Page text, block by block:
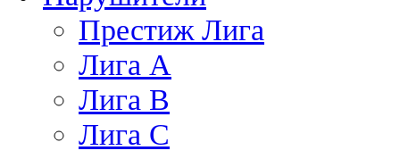
Престиж Лига
Лига А
Лига В
Лига С